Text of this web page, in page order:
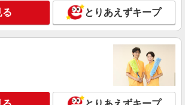
る とりあえずキープ